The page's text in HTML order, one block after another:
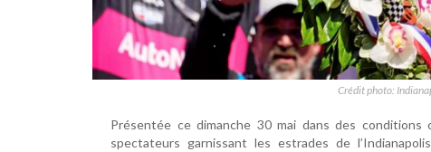
Crédit photo:
Présentée ce dimanche 30 mai dans des
spectateurs garnissant les estrades de